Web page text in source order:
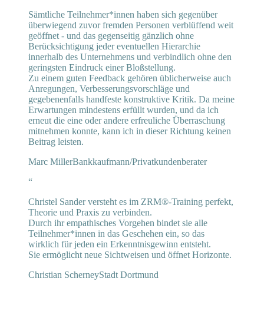
Sämtliche Teilnehmer*innen haben sich gegenüber
überwiegend zuvor fremden Personen verblüffend weit
geöffnet - und das gegenseitig gänzlich ohne
Berücksichtigung jeder eventuellen Hierarchie
innerhalb des Unternehmens und verbindlich ohne den
geringsten Eindruck einer Bloßstellung.
Zu einem guten Feedback gehören üblicherweise auch
Anregungen, Verbesserungsvorschläge und
gegebenenfalls handfeste konstruktive Kritik. Da meine
Erwartungen mindestens erfüllt wurden, und da ich
erneut die eine oder andere erfreuliche Überraschung
mitnehmen konnte, kann ich in dieser Richtung keinen
Beitrag leisten.
Marc MillerBankkaufmann/Privatkundenberater
“
Christel Sander versteht es im ZRM®-Training perfekt,
Theorie und Praxis zu verbinden.
Durch ihr empathisches Vorgehen bindet sie alle
Teilnehmer*innen in das Geschehen ein, so das
wirklich für jeden ein Erkenntnisgewinn entsteht.
Sie ermöglicht neue Sichtweisen und öffnet Horizonte.
Christian ScherneyStadt Dortmund